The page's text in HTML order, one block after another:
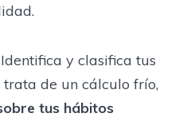
y clasifica tus
trata de un cálculo frío,
tus hábitos